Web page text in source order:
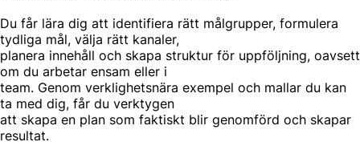
Du får lära dig att identifiera rätt målgrupper, formulera
tydliga mål, välja rätt kanaler,
planera innehåll och skapa struktur för uppföljning, oavsett
om du arbetar ensam eller i
team. Genom verklighetsnära exempel och mallar du kan
ta med dig, får du verktygen
att skapa en plan som faktiskt blir genomförd och skapar
resultat.